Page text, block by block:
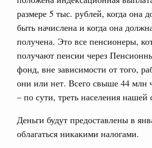
размере 5 тыс. рублей, когда она
быть начислена и когда она
получена. Это все пенсионеры,
получают пенсии через
фонд, вне зависимости от того,
они или нет. Всего свыше 44 млн
– по сути, треть населения нашей
Деньги будут предоставлены в
облагаться никакими налогами.
федеральных законов.
25 июня, четверг
(2026 год,
11 июня, четверг
(2026 год,